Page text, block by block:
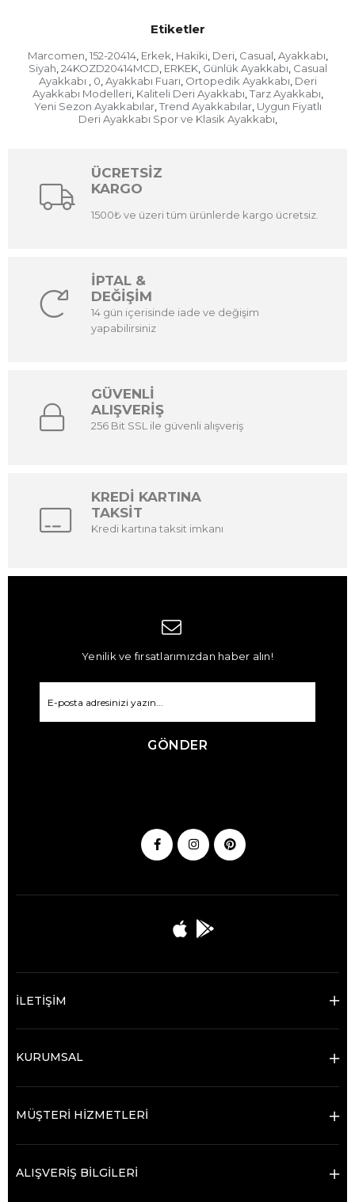
Etiketler
Marcomen, 152-20414, Erkek, Hakiki, Deri, Casual, Ayakkabı,
Siyah, 24KOZD20414MCD, ERKEK, Günlük Ayakkabı, Casual
Ayakkabı , 0, Ayakkabı Fuarı, Ortopedik Ayakkabı, Deri
Ayakkabı Modelleri, Kaliteli Deri Ayakkabı, Tarz Ayakkabı,
Yeni Sezon Ayakkabılar, Trend Ayakkabılar, Uygun Fiyatlı
Deri Ayakkabı Spor ve Klasik Ayakkabı,
ÜCRETSİZ
KARGO
1500₺ ve üzeri tüm ürünlerde kargo ücretsiz.
İPTAL &
DEĞİŞİM
14 gün içerisinde iade ve değişim
yapabilirsiniz
GÜVENLİ
ALIŞVERİŞ
256 Bit SSL ile güvenli alışveriş
KREDİ KARTINA
TAKSİT
Kredi kartına taksit imkanı
Yenilik ve fırsatlarımızdan haber alın!
GÖNDER
İLETİŞİM
KURUMSAL
MÜŞTERİ HİZMETLERİ
ALIŞVERİŞ BİLGİLERİ